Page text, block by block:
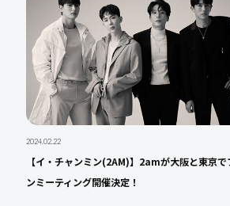
2024.02.22
【イ・チャンミン(2AM)】2amが大阪と東京で
ンミーティング開催決定！